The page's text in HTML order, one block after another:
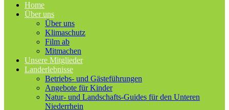
Home
Über uns
Über uns
Klimaschutz
Film ab
Mitmachen
Unsere Mitglieder
Landerlebnisse
Betriebs- und Gästeführungen
Angebote für Kinder
Natur- und Landschafts-Guides für den Unteren
Niederrhein